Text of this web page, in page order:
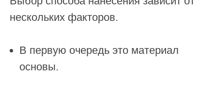
нескольких факторов.
В первую очередь это материал
основы.